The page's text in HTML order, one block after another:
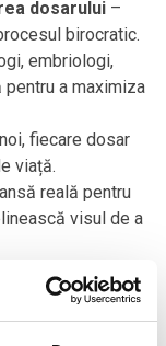
dosarului –
birocratic.
embriologi,
a maximiza
fiecare dosar
viață.
reală pentru
visul de a
combinăm
, pentru ca